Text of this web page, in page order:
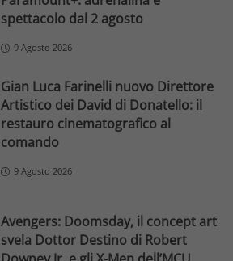
spettacolo dal 2 agosto
9 Agosto 2026
Gian Luca Farinelli nuovo Direttore
Artistico dei David di Donatello: il
restauro cinematografico al
comando
9 Agosto 2026
Avengers: Doomsday, il concept art
svela Dottor Destino di Robert